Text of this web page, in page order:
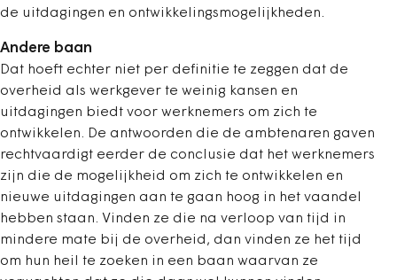
de uitdagingen en ontwikkelingsmogelijkheden.
Andere baan
Dat hoeft echter niet per definitie te zeggen dat de
overheid als werkgever te weinig kansen en
uitdagingen biedt voor werknemers om zich te
ontwikkelen. De antwoorden die de ambtenaren gaven
rechtvaardigt eerder de conclusie dat het werknemers
zijn die de mogelijkheid om zich te ontwikkelen en
nieuwe uitdagingen aan te gaan hoog in het vaandel
hebben staan. Vinden ze die na verloop van tijd in
mindere mate bij de overheid, dan vinden ze het tijd
om hun heil te zoeken in een baan waarvan ze